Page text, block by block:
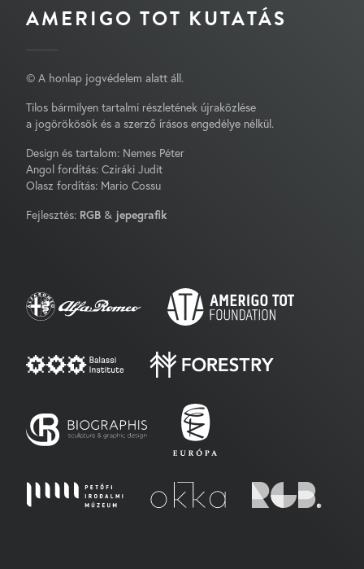
AMERIGO TOT KUTATÁS
© A honlap jogvédelem alatt áll.
Tilos bármilyen tartalmi részletének újraközlése
a jogörökösök és a szerző írásos engedélye nélkül.
Design és tartalom: Nemes Péter
Angol fordítás: Cziráki Judit
Olasz fordítás: Mario Cossu
Fejlesztés: RGB & jepegrafik